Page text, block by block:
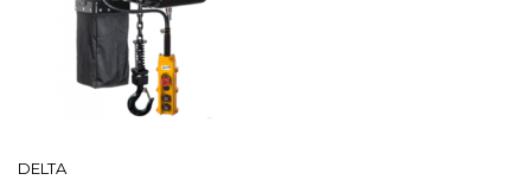
DELTA